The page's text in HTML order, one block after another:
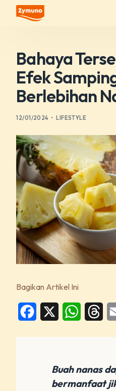
Bahaya
Efek
Berlebihan
12/01/2024 LIFESTYLE
Bagikan Artikel Ini
Facebook
Buah nanas
bermanfaat